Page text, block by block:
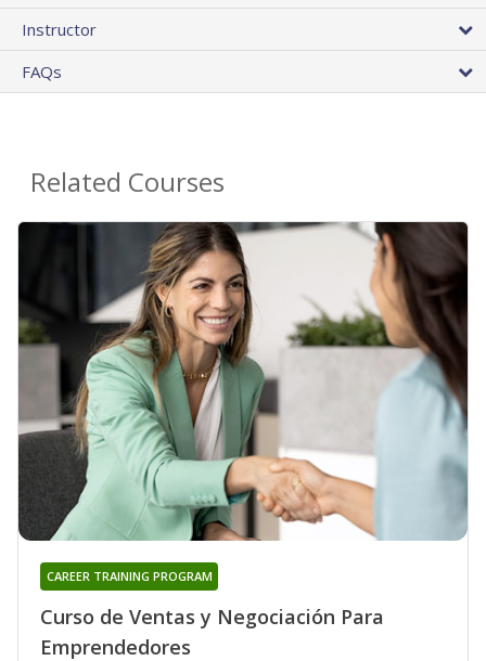
Instructor
FAQs
Related Courses
Curso de Ventas y Negociación Para
Emprendedores
CAREER TRAINING PROGRAM